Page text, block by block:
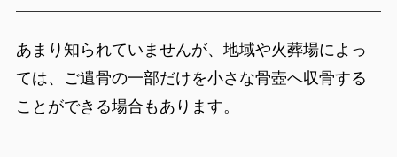
あまり知られていませんが、地域や火葬場によっ
ては、ご遺骨の一部だけを小さな骨壺へ収骨する
ことができる場合もあります。